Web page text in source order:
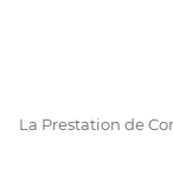
La Prestation de